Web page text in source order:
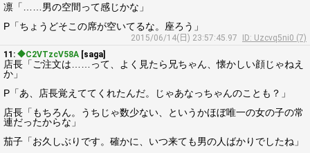
凛「……男の空間って感じかな」
P「ちょうどそこの席が空いてるな。座ろう」
2015/06/14(日) 23:57:45.97
ID: Uzcvq5ni0 (7)
11: ◆C2VTzcV58A [saga]
店長「ご注文は……って、よく見たら兄ちゃん、懐かしい顔じゃねえ
か」
P「あ、店長覚えててくれたんだ。じゃあなっちゃんのことも？」
店長「もちろん。うちじゃ数少ない、というかほぼ唯一の女の子の常
連だったからな」
茄子「お久しぶりです。確かに、いつ来ても男の人ばかりでしたね」